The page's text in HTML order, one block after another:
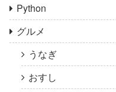
Python
グルメ
うなぎ
おすし